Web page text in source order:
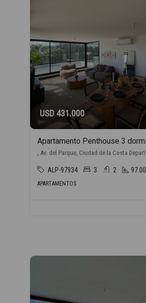
USD 431.000
ALP-97934 3 2 97.00
APARTAMENTOS